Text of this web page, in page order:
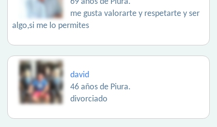
me gusta valorarte y respetarte y ser
algo,si me lo permites
david
46 años de Piura.
divorciado